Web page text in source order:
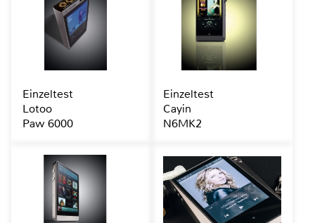
Einzeltest
Lotoo
Paw 6000
Einzeltest
Cayin
N6MK2